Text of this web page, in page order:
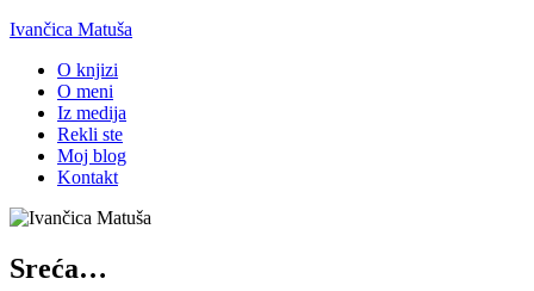
Ivančica Matuša
O knjizi
O meni
Iz medija
Rekli ste
Moj blog
Kontakt
Sreća…